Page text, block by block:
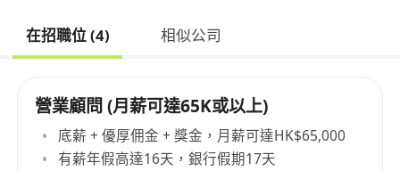
在招職位 (4) 相似公司
營業顧問 (月薪可達65K或以上)
底薪 + 優厚佣金 + 獎金，月薪可達HK$65,000
有薪年假高達16天，銀行假期17天